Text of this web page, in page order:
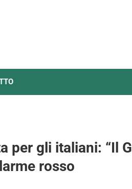
per gli italiani: “Il
rosso